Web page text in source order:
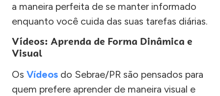
a maneira perfeita de se manter informado
enquanto você cuida das suas tarefas diárias.
Vídeos: Aprenda de Forma Dinâmica e
Visual
Os Vídeos do Sebrae/PR são pensados para
quem prefere aprender de maneira visual e